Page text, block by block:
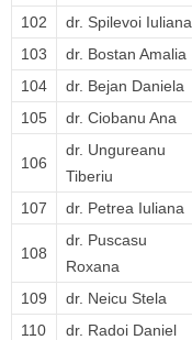
102
dr. Spilevoi Iuliana
103
dr. Bostan Amalia
104
dr. Bejan Daniela
105
dr. Ciobanu Ana
106
dr. Ungureanu
Tiberiu
107 dr. Petrea Iuliana
108
dr. Puscasu
Roxana
109 dr. Neicu Stela
110
dr. Radoi Daniel